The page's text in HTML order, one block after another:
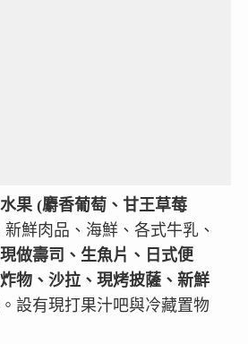
果 (麝香葡萄、甘王草莓
新鮮肉品、海鮮、各式牛乳、
現做壽司、生魚片、日式便
物、沙拉、現烤披薩、新鮮
。設有現打果汁吧與冷藏置物